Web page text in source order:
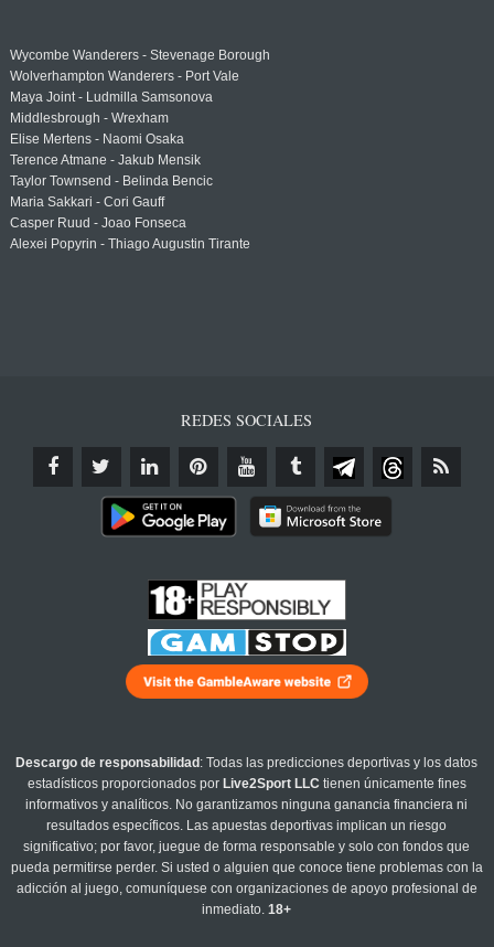
Wycombe Wanderers - Stevenage Borough
Wolverhampton Wanderers - Port Vale
Maya Joint - Ludmilla Samsonova
Middlesbrough - Wrexham
Elise Mertens - Naomi Osaka
Terence Atmane - Jakub Mensik
Taylor Townsend - Belinda Bencic
Maria Sakkari - Cori Gauff
Casper Ruud - Joao Fonseca
Alexei Popyrin - Thiago Augustin Tirante
REDES SOCIALES
Descargo de responsabilidad : Todas las predicciones deportivas y los datos
estadísticos proporcionados por Live2Sport LLC tienen únicamente fines
informativos y analíticos. No garantizamos ninguna ganancia financiera ni
resultados específicos. Las apuestas deportivas implican un riesgo
significativo; por favor, juegue de forma responsable y solo con fondos que
pueda permitirse perder. Si usted o alguien que conoce tiene problemas con la
adicción al juego, comuníquese con organizaciones de apoyo profesional de
inmediato.18+